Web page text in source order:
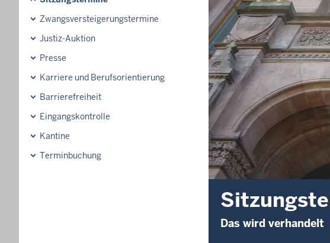
Zwangsversteigerungs­termine
Justiz-Auktion
Presse
Karriere und Berufsorientierung
Barrierefreiheit
Eingangskontrolle
Kantine
Terminbuchung
Das wird verhandelt